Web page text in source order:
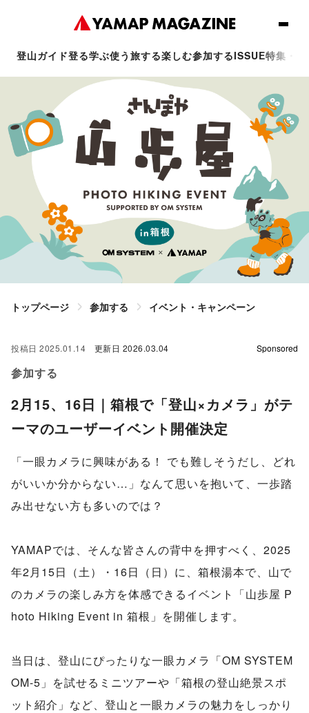
登山ガイド登る学ぶ使う 旅する楽しむ参加するISSUE特集・
トップページ 参加する イベント・キャンペーン
投稿日 2025.01.14 更新日 2026.03.04 Sponsored
参加する
2月15、16日｜箱根で「登山×カメラ」がテ
ーマのユーザーイベント開催決定
「一眼カメラに興味がある！ でも難しそうだし、どれ
がいいか分からない…」なんて思いを抱いて、一歩踏
み出せない方も多いのでは？
YAMAPでは、そんな皆さんの背中を押すべく、2025
年2月15日（土）・16日（日）に、箱根湯本で、山で
のカメラの楽しみ方を体感できるイベント「山歩屋 P
hoto Hiking Event in 箱根」を開催します。
当日は、登山にぴったりな一眼カメラ「OM SYSTEM
OM-5」を試せるミニツアーや「箱根の登山絶景スポ
ット紹介」など、登山と一眼カメラの魅力をしっかり